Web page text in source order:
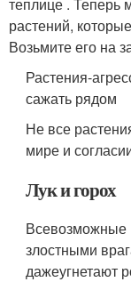
теплице . Теперь
растений,
Возьмите его на
Растения-
сажать рядом
Не все
мире и
Лук и горох
Всевозможные
злостными
дажеугнетают